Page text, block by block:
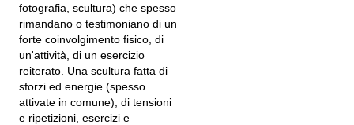
fotografia, scultura) che spesso
rimandano o testimoniano di un
forte coinvolgimento fisico, di
un'attività, di un esercizio
reiterato. Una scultura fatta di
sforzi ed energie (spesso
attivate in comune), di tensioni
e ripetizioni, esercizi e